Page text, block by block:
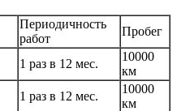
Периодичность
работ
Пробег
1 раз в 12 мес.
10000
км
1 раз в 12 мес.
10000
км